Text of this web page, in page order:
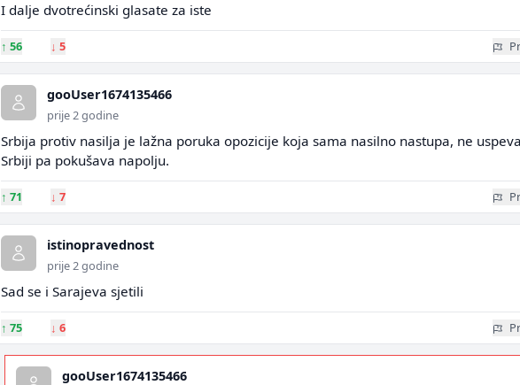
I dalje dvotrećinski glasate za iste
↑ 56 ↓ 5
gooUser1674135466
prije 2 godine
Srbija protiv nasilja je lažna poruka opozicije koja sama nasilno nastupa, ne
Srbiji pa pokušava napolju.
↑ 71 ↓ 7
istinopravednost
prije 2 godine
Sad se i Sarajeva sjetili
↑ 75 ↓ 6
gooUser1674135466